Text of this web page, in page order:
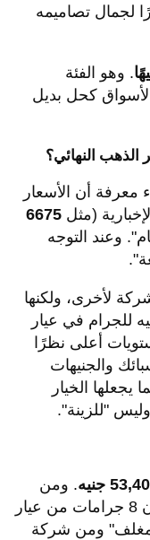
لجمال تصاميمه
. وهو الفئة
كحل بديل
النهائي؟
معرفة أن الأسعار
(مثل 6675
وعند التوجه
لأخرى، ولكنها
تتراوح بين 80 إلى 200 جنيه للجرام في عيار
في عيار 18 إلى مستويات أعلى نظرًا
والجنيهات
يجعلها الخيار
"للزينة".
جنيه
. ومن
الضروري معرفة أن الجنيه الذهب يزن 8 جرامات من عيار
"مغلف" ومن شركة